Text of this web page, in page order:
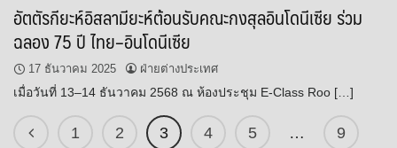
อัตตัรกียะห์อิสลามียะห์ต้อนรับคณะกงสุลอินโดนีเซีย ร่วม
ฉลอง 75 ปี ไทย–อินโดนีเซีย
17 ธันวาคม 2025 ฝ่ายต่างประเทศ
เมื่อวันที่ 13–14 ธันวาคม 2568 ณ ห้องประชุม E-Class Roo […]
1 2 3 4 5 … 9